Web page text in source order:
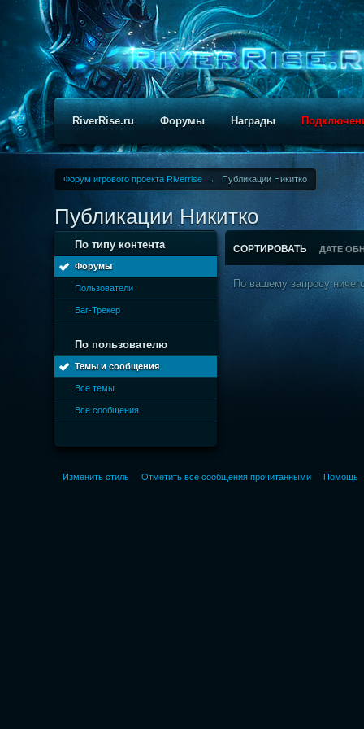
RiverRise.ru Форумы Награды
Форум игрового проекта Riverrise → Публикации Никитко
Публикации Никитко
По типу контента
Форумы
Пользователи
Баг-Трекер
По пользователю
Темы и сообщения
Все темы
Все сообщения
СОРТИРОВАТЬ ДАТЕ
По вашему запросу
Изменить стиль Отметить все сообщения прочитанными Помощь